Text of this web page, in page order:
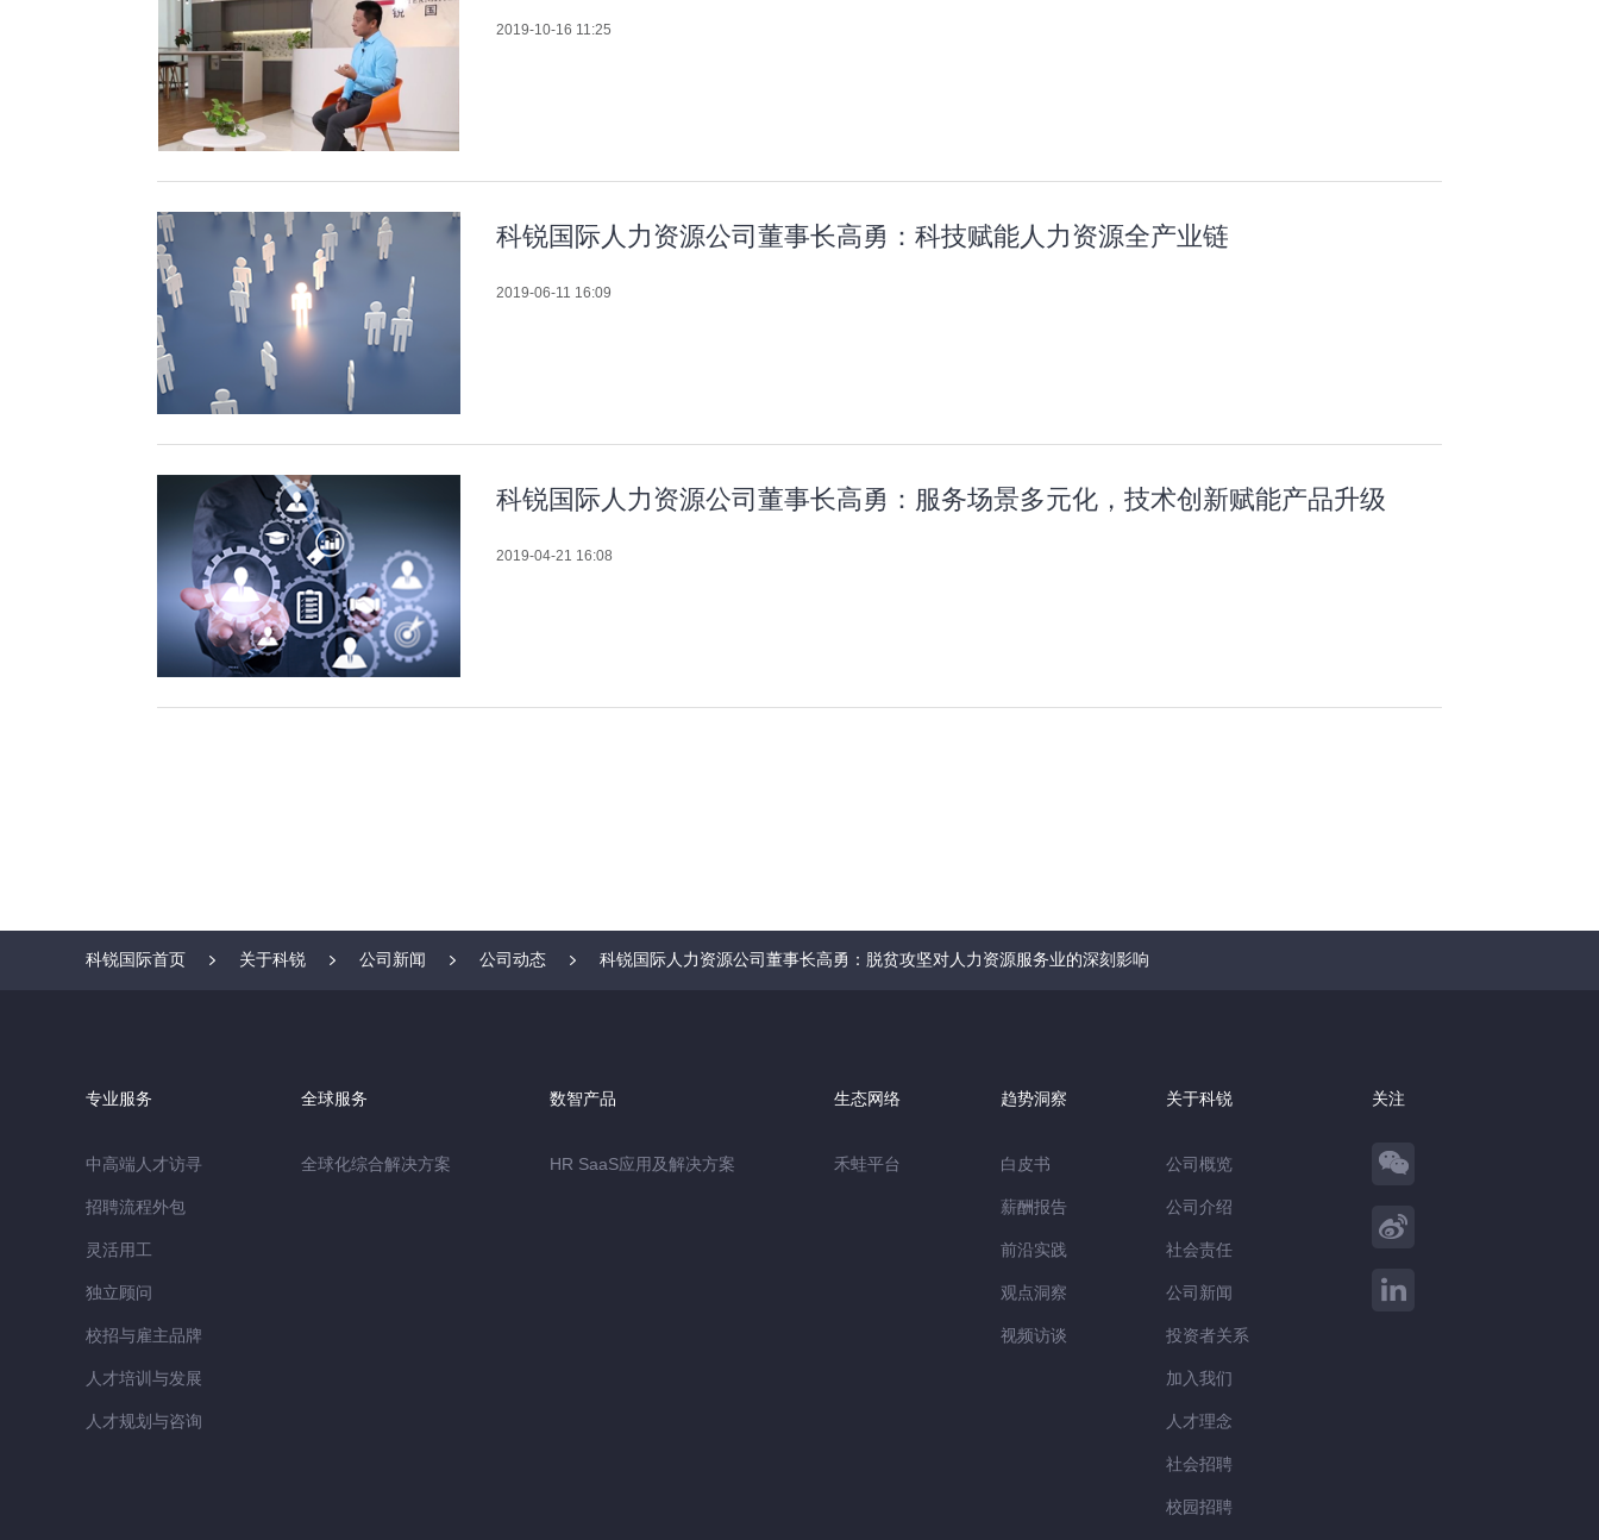
2019-10-16 11:25
科锐国际人力资源公司董事长高勇：科技赋能人力资源全产业链
2019-06-11 16:09
科锐国际人力资源公司董事长高勇：服务场景多元化，技术创新赋能产品升级
2019-04-21 16:08
科锐国际首页 关于科锐 公司新闻 公司动态 科锐国际人力资源公司董事长高勇：脱贫攻坚对人力资源服务业的深刻影响
专业服务
中高端人才访寻
招聘流程外包
灵活用工
独立顾问
校招与雇主品牌
人才培训与发展
人才规划与咨询
全球服务
全球化综合解决方案
数智产品
HR SaaS应用及解决方案
生态网络
禾蛙平台
趋势洞察
白皮书
薪酬报告
前沿实践
观点洞察
视频访谈
关于科锐
公司概览
公司介绍
社会责任
公司新闻
投资者关系
加入我们
人才理念
社会招聘
校园招聘
关注